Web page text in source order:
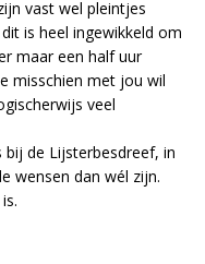
vast wel pleintjes
is heel ingewikkeld om
maar een half uur
misschien met jou wil
veel
de Lijsterbesdreef, in
wensen dan wél zijn.